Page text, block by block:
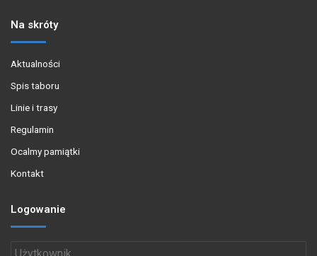
Na skróty
Aktualności
Spis taboru
Linie i trasy
Regulamin
Ocalmy pamiątki
Kontakt
Logowanie